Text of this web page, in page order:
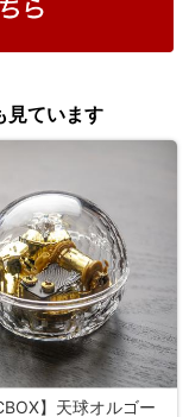
見ています
】天球オルゴー